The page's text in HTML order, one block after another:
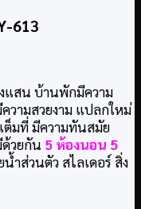
613
แสน บ้านพักมีความ
วามสวยงาม แปลกใหม่
ต็มที่ มีความทันสมัย
วยกัน 5 ห้องนอน 5
ำส่วนตัว สไลเดอร์ สิ่ง